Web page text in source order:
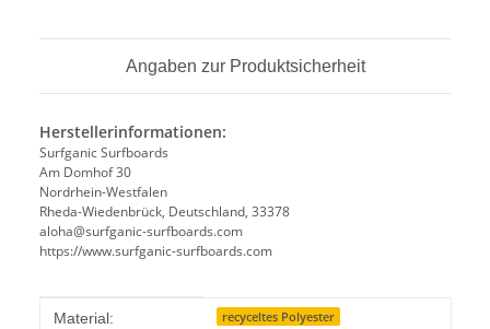
Angaben zur Produktsicherheit
Herstellerinformationen:
Surfganic Surfboards
Am Domhof 30
Nordrhein-Westfalen
Rheda-Wiedenbrück, Deutschland, 33378
aloha@surfganic-surfboards.com
https://www.surfganic-surfboards.com
Produkteigenschaft
Wert
Material: recyceltes Polyester